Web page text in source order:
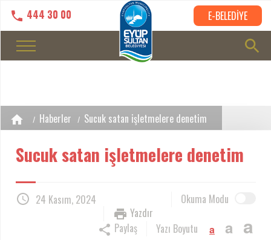
444 30 00 E-BELEDİYE
Haberler Sucuk satan işletmelere denetim
Sucuk satan işletmelere denetim
24 Kasım, 2024
Okuma Modu
Yazdır
Yazı Boyutu
a a a
Paylaş